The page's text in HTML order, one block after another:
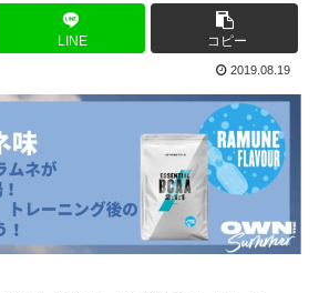
LINE コピー
2019.08.19